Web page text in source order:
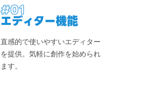
#01
エディター機能
直感的で使いやすいエディター
を提供。気軽に創作を始められ
ます。